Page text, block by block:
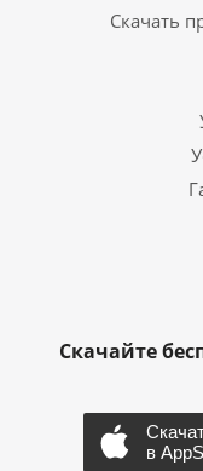
Скачать
Скачайте